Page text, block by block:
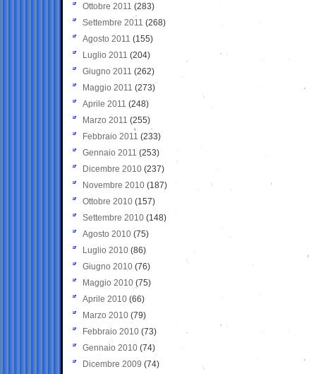
Ottobre 2011 (283)
Settembre 2011 (268)
Agosto 2011 (155)
Luglio 2011 (204)
Giugno 2011 (262)
Maggio 2011 (273)
Aprile 2011 (248)
Marzo 2011 (255)
Febbraio 2011 (233)
Gennaio 2011 (253)
Dicembre 2010 (237)
Novembre 2010 (187)
Ottobre 2010 (157)
Settembre 2010 (148)
Agosto 2010 (75)
Luglio 2010 (86)
Giugno 2010 (76)
Maggio 2010 (75)
Aprile 2010 (66)
Marzo 2010 (79)
Febbraio 2010 (73)
Gennaio 2010 (74)
Dicembre 2009 (74)